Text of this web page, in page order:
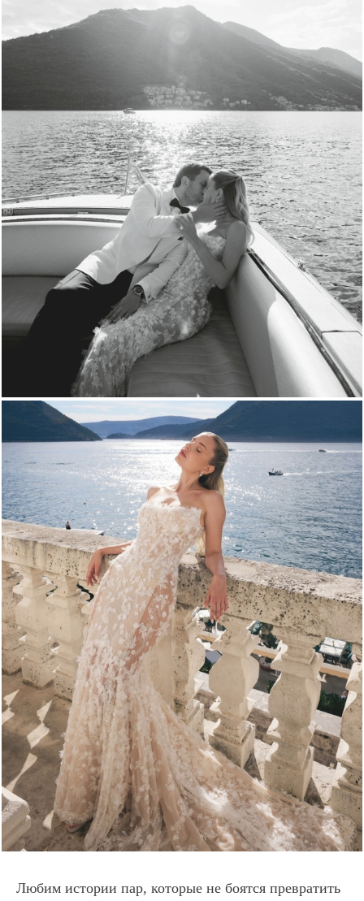
Любим истории пар, которые не боятся превратить